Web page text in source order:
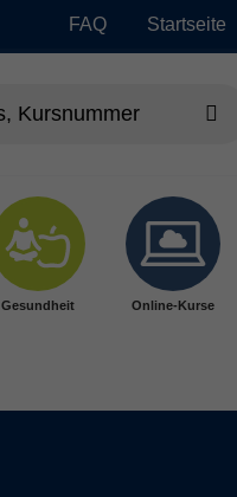
FAQ Startseite
Gesundheit Online-Kurse